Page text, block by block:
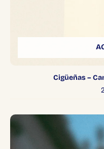
Cigüeñas –